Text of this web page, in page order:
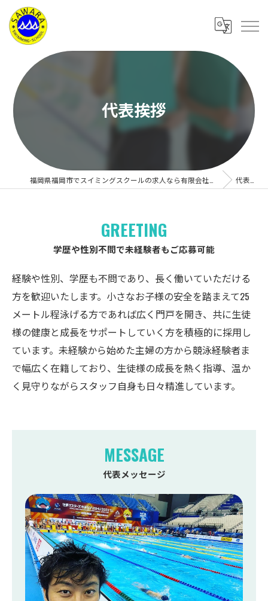
代表挨拶
代表挨拶
学歴や性別不問で未経験者もご応募可能
GREETING
経験や性別、学歴も不問であり、長く働いていただける
方を歓迎いたします。小さなお子様の安全を踏まえて25
メートル程泳げる方であれば広く門戸を開き、共に生徒
様の健康と成長をサポートしていく方を積極的に採用し
ています。未経験から始めた主婦の方から競泳経験者ま
で幅広く在籍しており、生徒様の成長を熱く指導、温か
く見守りながらスタッフ自身も日々精進しています。
代表メッセージ
MESSAGE